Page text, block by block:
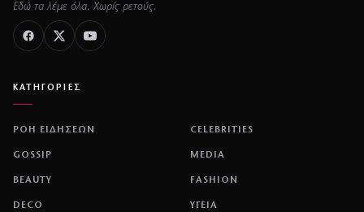
Εδώ τα λέμε όλα. Χωρίς ρετούς.
ΚΑΤΗΓΟΡΙΕΣ
ΡΟΗ ΕΙΔΗΣΕΩΝ CELEBRITIES
GOSSIP MEDIA
BEAUTY FASHION
DECO ΥΓΕΙΑ